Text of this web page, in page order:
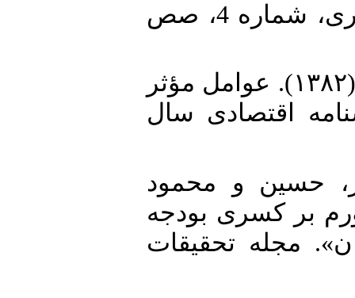
نااطمینانی»، فصلنامه اقتصاد مقداری، شماره 4، صص
18. فرح بخش ندا و آزده محرابیان (۱۳۸۲). عوامل مؤثر
اقتصادی سال
حسین و محمود
اثر تورم بر کسری بودجه
مجله تحقیقات